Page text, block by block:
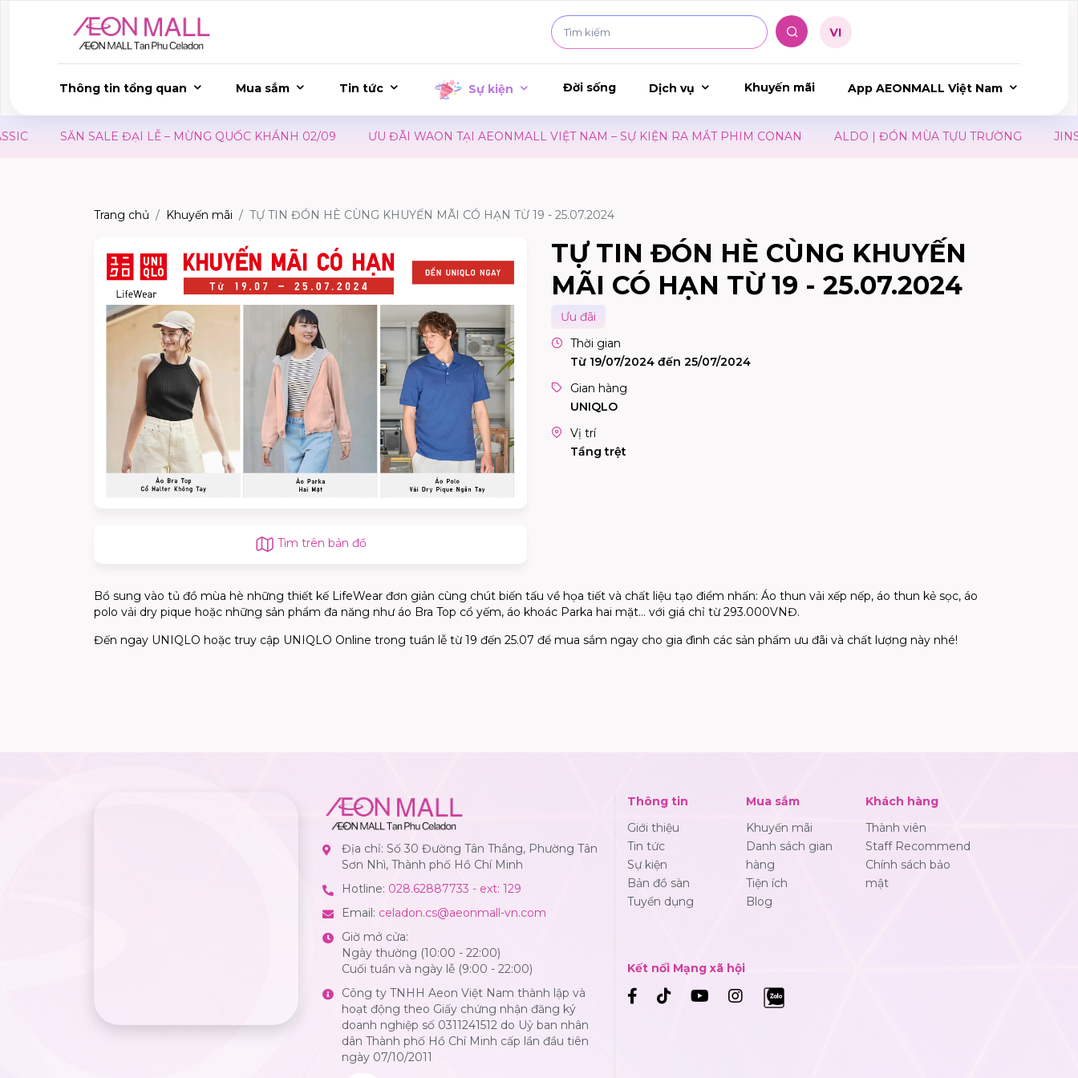
Thông tin tổng quan Mua sắm Tin tức Sự kiện Đời sống Dịch vụ Khuyến mãi App AEONMALL Việt Nam
SĂN SALE ĐẠI LỄ – MỪNG QUỐC KHÁNH 02/09 ƯU ĐÃI WAON TẠI AEONMALL VIỆT NAM – SỰ KIỆN RA MẮT PHIM CONAN ALDO | ĐÓN MÙA TỰU TRƯỜNG JINS ×
Trang chủ Khuyến mãi TỰ TIN ĐÓN HÈ CÙNG KHUYẾN MÃI CÓ HẠN TỪ 19 - 25.07.2024
Tìm trên bản đồ
TỰ TIN ĐÓN HÈ CÙNG KHUYẾN
MÃI CÓ HẠN TỪ 19 - 25.07.2024
Ưu đãi
Thời gian
Từ 19/07/2024 đến 25/07/2024
Gian hàng
UNIQLO
Vị trí
Tầng trệt
Bổ sung vào tủ đồ mùa hè những thiết kế LifeWear đơn giản cùng chút biến tấu về họa tiết và chất liệu tạo điểm nhấn: Áo thun vải xếp nếp, áo thun kẻ sọc, áo
polo vải dry pique hoặc những sản phẩm đa năng như áo Bra Top cổ yếm, áo khoác Parka hai mặt… với giá chỉ từ 293.000VNĐ.
Đến ngay UNIQLO hoặc truy cập UNIQLO Online trong tuần lễ từ 19 đến 25.07 để mua sắm ngay cho gia đình các sản phẩm ưu đãi và chất lượng này nhé!
Địa chỉ: Số 30 Đường Tân Thắng, Phường Tân
Sơn Nhì, Thành phố Hồ Chí Minh
Hotline: 028.62887733 - ext: 129
Email: celadon.cs@aeonmall-vn.com
Giờ mở cửa:
Ngày thường (10:00 - 22:00)
Cuối tuần và ngày lễ (9:00 - 22:00)
Công ty TNHH Aeon Việt Nam thành lập và
hoạt động theo Giấy chứng nhận đăng ký
doanh nghiệp số 0311241512 do Uỷ ban nhân
dân Thành phố Hồ Chí Minh cấp lần đầu tiên
ngày 07/10/2011
Thông tin
Giới thiệu
Tin tức
Sự kiện
Bản đồ sàn
Tuyển dụng
Mua sắm
Khuyến mãi
Danh sách gian
hàng
Tiện ích
Blog
Khách hàng
Thành viên
Staff Recommend
Chính sách bảo
mật
Kết nối Mạng xã hội